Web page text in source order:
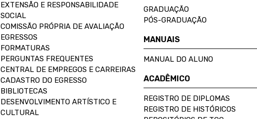
EXTENSÃO E RESPONSABILIDADE
SOCIAL
COMISSÃO PRÓPRIA DE AVALIAÇÃO
EGRESSOS
FORMATURAS
PERGUNTAS FREQUENTES
CENTRAL DE EMPREGOS E CARREIRAS
CADASTRO DO EGRESSO
BIBLIOTECAS
DESENVOLVIMENTO ARTÍSTICO E
CULTURAL
GRADUAÇÃO
PÓS-GRADUAÇÃO
MANUAIS
MANUAL DO ALUNO
ACADÊMICO
REGISTRO DE DIPLOMAS
REGISTRO DE HISTÓRICOS